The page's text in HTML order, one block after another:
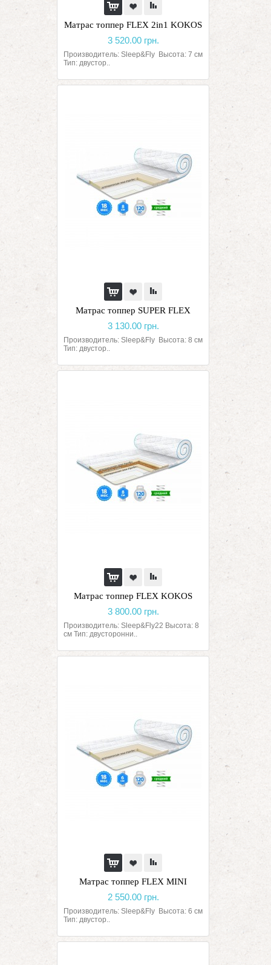
Матрас топпер FLEX 2in1 KOKOS
3 520.00 грн.
Производитель: Sleep&Fly Высота: 7 см
Тип: двустор..
Матрас топпер SUPER FLEX
3 130.00 грн.
Производитель: Sleep&Fly Высота: 8 см
Тип: двустор..
Матрас топпер FLEX KOKOS
3 800.00 грн.
Производитель: Sleep&Fly22 Высота: 8
см Тип: двусторонни..
Матрас топпер FLEX MINI
2 550.00 грн.
Производитель: Sleep&Fly Высота: 6 см
Тип: двустор..